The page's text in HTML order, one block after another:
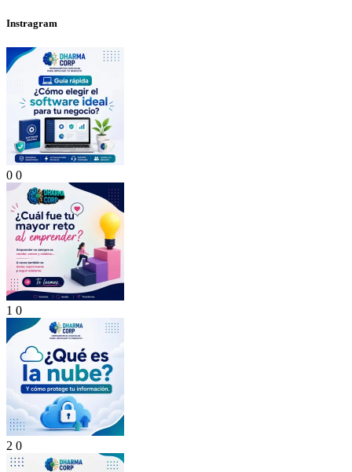
Instragram
0 0
1 0
2 0